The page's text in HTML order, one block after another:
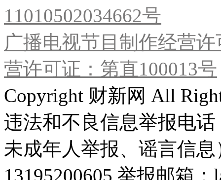
11010502034662号
广播电视节目制作经营
营许可证：第直100013号
Copyright 财新网 All
违法和不良信息举报电
未成年人举报、谣言信
13195200605 举报邮箱